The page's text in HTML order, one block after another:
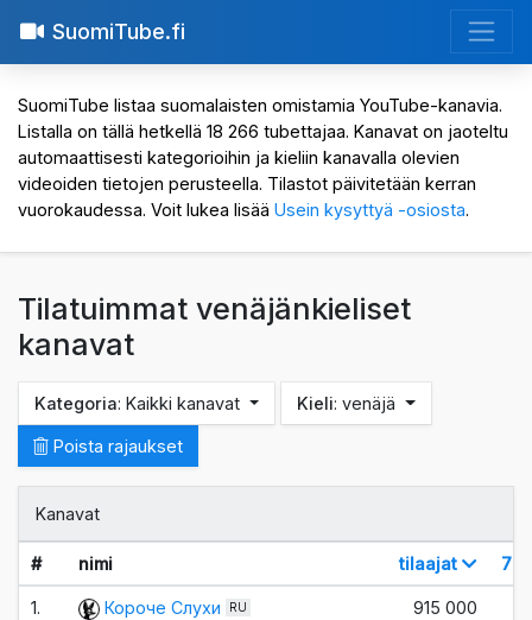
SuomiTube.fi
SuomiTube listaa suomalaisten omistamia YouTube-kanavia.
Listalla on tällä hetkellä 18 266 tubettajaa. Kanavat on jaoteltu
automaattisesti kategorioihin ja kieliin kanavalla olevien
videoiden tietojen perusteella. Tilastot päivitetään kerran
vuorokaudessa. Voit lukea lisää Usein kysyttyä -osiosta.
Tilatuimmat venäjänkieliset
kanavat
Kategoria: Kaikki kanavat Kieli: venäjä
Poista rajaukset
Kanavat
# nimi tilaajat 7
1. Короче Слухи RU 915 000